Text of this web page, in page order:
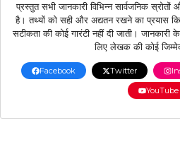
प्रस्तुत सभी जानकारी विभिन्न सार्वजनिक
है। तथ्यों को सही और अद्यतन रखने का प्रयास
सटीकता की कोई गारंटी नहीं दी जाती। जानकारी
लिए लेखक की कोई
Facebook Twitter
YouTube